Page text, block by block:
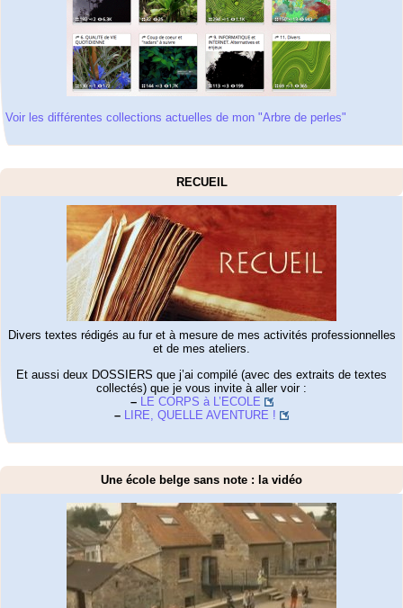
Voir les différentes collections actuelles de mon "Arbre de perles"
RECUEIL
Divers textes rédigés au fur et à mesure de mes activités professionnelles
et de mes ateliers.
Et aussi deux DOSSIERS que j’ai compilé (avec des extraits de textes
collectés) que je vous invite à aller voir :
– LE CORPS à L’ECOLE
– LIRE, QUELLE AVENTURE !
Une école belge sans note : la vidéo